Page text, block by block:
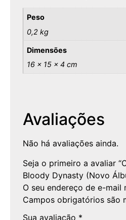
Peso
0,2 kg
Dimensões
16 × 15 × 4 cm
Avaliações
Não há avaliações ainda.
Seja o primeiro a avaliar
Bloody Dynasty (Novo
O seu endereço de e-mail
Campos obrigatórios são
Sua avaliação *